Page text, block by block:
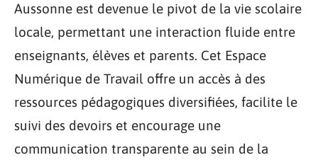
Aussonne est devenue le pivot de la vie scolaire
locale, permettant une interaction fluide entre
enseignants, élèves et parents. Cet Espace
Numérique de Travail offre un accès à des
ressources pédagogiques diversifiées, facilite le
suivi des devoirs et encourage une
communication transparente au sein de la